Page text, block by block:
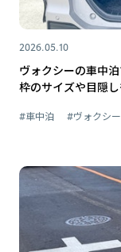
2026.05.10
ヴォクシーの車中
枠のサイズや目隠し
#車中泊 #ヴォクシー